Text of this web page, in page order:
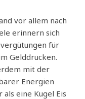
vor allem nach
erinnern sich
für
Gelddrucken.
mit der
Energien
eine Kugel Eis